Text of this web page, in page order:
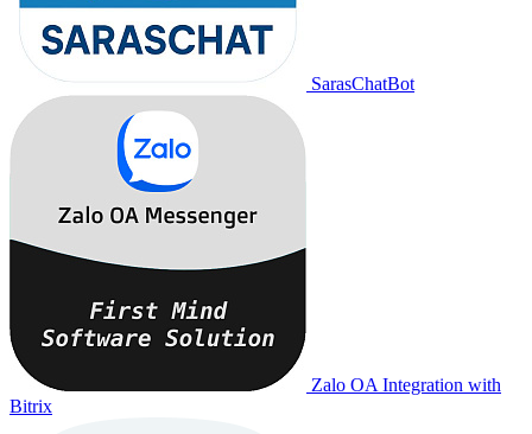
SarasChatBot
Zalo OA Integration with
Bitrix